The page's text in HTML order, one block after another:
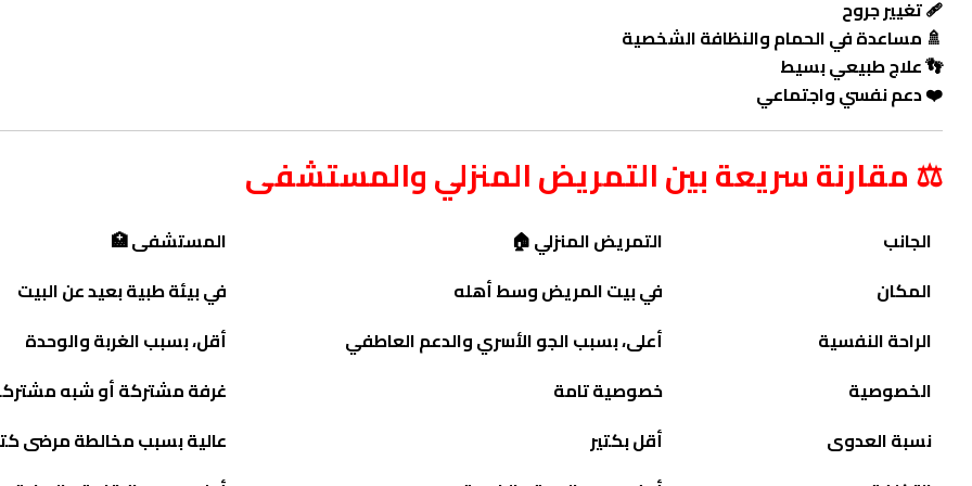
🩹 تغيير جروح
🚿 مساعدة في الحمام والنظافة الشخصية
👣 علاج طبيعي بسيط
❤️ دعم نفسي واجتماعي
⚖️ مقارنة سريعة بين التمريض المنزلي والمستشفى
الجانب التمريض المنزلي 🏠
المستشفى 🏥
المكان
في بيت المريض وسط أهله
في بيئة طبية بعيد عن البيت
الراحة النفسية
أعلى، بسبب الجو الأسري والدعم العاطفي
أقل، بسبب الغربة والوحدة
الخصوصية
خصوصية تامة
غرفة مشتركة أو شبه
نسبة العدوى
أقل بكتير
عالية بسبب مخالطة مرضى